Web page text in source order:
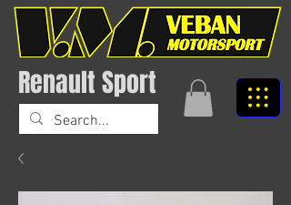
Renault Sport